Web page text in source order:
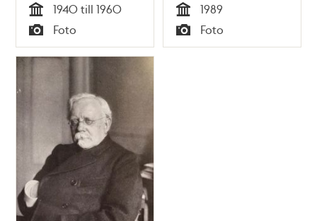
Tid
1940 till 1960
Typ
Foto Tid
1989
Typ
Foto